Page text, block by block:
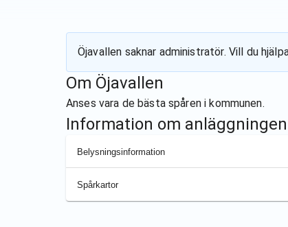
Öjavallen saknar administratör. Vill du
Om Öjavallen
Anses vara de bästa spåren i kommunen.
Information om anläggningen
Belysningsinformation
Spårkartor